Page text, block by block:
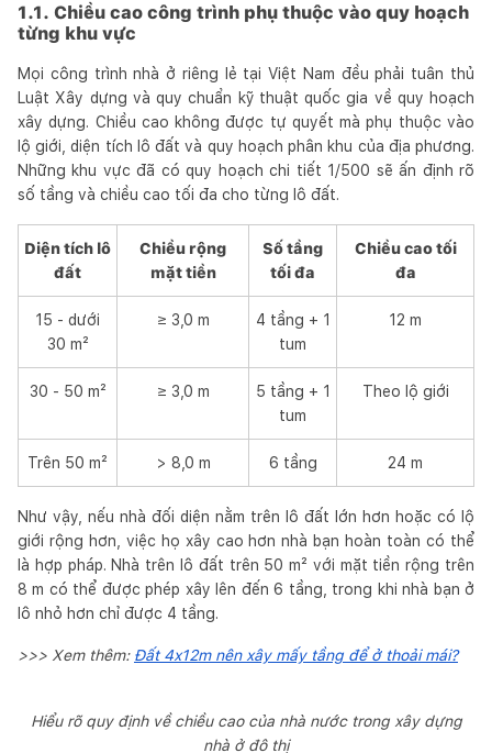
1.1. Chiều cao công trình phụ thuộc vào quy hoạch
từng khu vực
Mọi công trình nhà ở riêng lẻ tại Việt Nam đều phải tuân thủ
Luật Xây dựng và quy chuẩn kỹ thuật quốc gia về quy hoạch
xây dựng. Chiều cao không được tự quyết mà phụ thuộc vào
lộ giới, diện tích lô đất và quy hoạch phân khu của địa phương.
Những khu vực đã có quy hoạch chi tiết 1/500 sẽ ấn định rõ
số tầng và chiều cao tối đa cho từng lô đất.
Diện tích lô
đất
Chiều rộng
mặt tiền
Số tầng
tối đa
Chiều cao tối
đa
15 - dưới
30 m²
≥ 3,0 m
4 tầng + 1
tum
12 m
30 - 50 m² ≥ 3,0 m
5 tầng + 1
tum
Theo lộ giới
Trên 50 m² > 8,0 m 6 tầng 24 m
Như vậy, nếu nhà đối diện nằm trên lô đất lớn hơn hoặc có lộ
giới rộng hơn, việc họ xây cao hơn nhà bạn hoàn toàn có thể
là hợp pháp. Nhà trên lô đất trên 50 m² với mặt tiền rộng trên
8 m có thể được phép xây lên đến 6 tầng, trong khi nhà bạn ở
lô nhỏ hơn chỉ được 4 tầng.
>>> Xem thêm: Đất 4x12m nên xây mấy tầng để ở thoải mái?
Hiểu rõ quy định về chiều cao của nhà nước trong xây dựng
nhà ở đô thị